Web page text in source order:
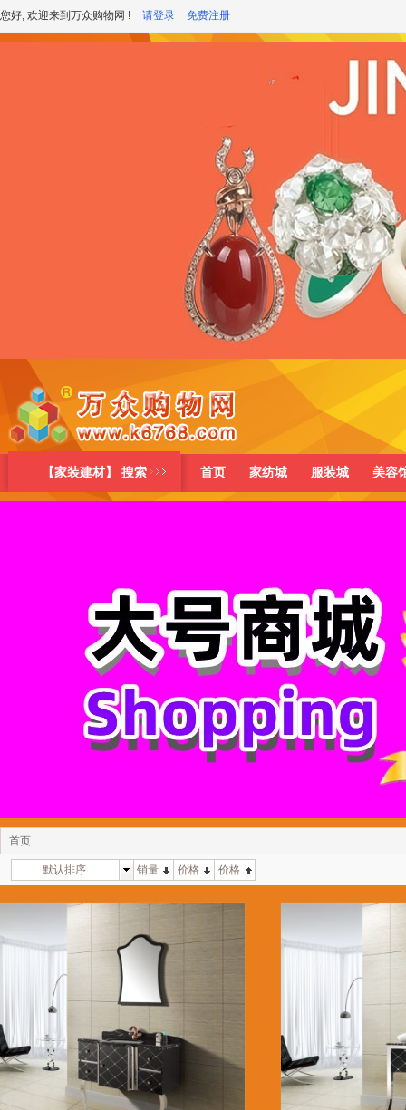
您好, 欢迎来到万众购物网 ! 请登录 免费注册
【家装建材】 搜索 首页 家纺城 服装城 美容
首页
默认排序 销量 价格 价格